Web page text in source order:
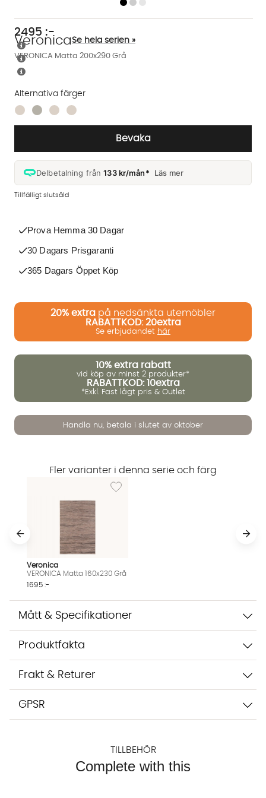
VERONICA Matta 200x290 Grå
Veronica Se hela serien »
2495 :-
Bevaka
Delbetalning från133 kr/mån* Läs mer
Tillfälligt slutsåld
Alternativa färger
Finns även i dessa färger:
Prova Hemma 30 Dagar
30 Dagars Prisgaranti
365 Dagars Öppet Köp
20% extra på nedsänkta utemöbler
RABATTKOD: 20extra
Se erbjudandet här
10% extra rabatt
vid köp av minst 2 produkter*
RABATTKOD: 10extra
*Exkl. Fast lågt pris & Outlet
Handla nu, betala i slutet av oktober
Fler varianter i denna serie och färg
Lägg till i önskelista: VERONICA Matta
Veronica
VERONICA Matta 160x230 Grå
1695 :-
Mått & Specifikationer
Produktfakta
Frakt & Returer
GPSR
TILLBEHÖR
Complete with this
Vi använder AI för att svara på dina frågor. Konversationen
Jag godkänner att konversationen sparas
Starta chatten